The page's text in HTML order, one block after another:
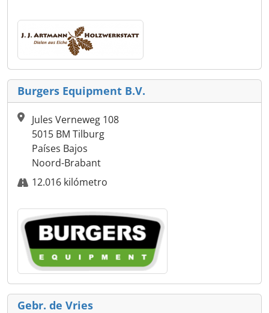
Burgers Equipment B.V.
Jules Verneweg 108
5015 BM Tilburg
Países Bajos
Noord-Brabant
12.016 kilómetro
Gebr. de Vries